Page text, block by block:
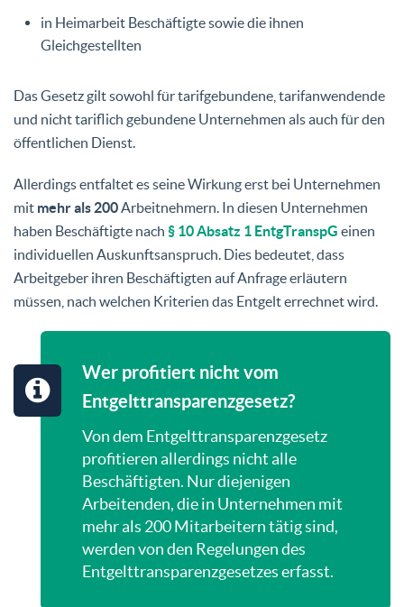
in Heimarbeit Beschäftigte sowie die ihnen
Gleichgestellten
Das Gesetz gilt sowohl für tarifgebundene, tarifanwendende
und nicht tariflich gebundene Unternehmen als auch für den
öffentlichen Dienst.
Allerdings entfaltet es seine Wirkung erst bei Unternehmen
mit mehr als 200Arbeitnehmern. In diesen Unternehmen
haben Beschäftigte nach § 10 Absatz 1 EntgTranspG einen
individuellen Auskunftsanspruch. Dies bedeutet, dass
Arbeitgeber ihren Beschäftigten auf Anfrage erläutern
müssen, nach welchen Kriterien das Entgelt errechnet wird.
Wer profitiert nicht vom
Entgelttransparenzgesetz?
Von dem Entgelttransparenzgesetz
profitieren allerdings nicht alle
Beschäftigten. Nur diejenigen
Arbeitenden, die in Unternehmen mit
mehr als 200 Mitarbeitern tätig sind,
werden von den Regelungen des
Entgelttransparenzgesetzes erfasst.